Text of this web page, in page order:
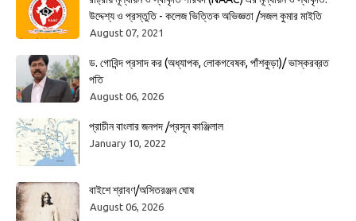
উদ্দেশ্য ও প্রস্তুতি - কলেজ ভিত্তিক অভিজ্ঞতা /সজল কুমার মাইতি
August 07, 2021
ড. গোবিন্দ প্রসাদ কর (অধ্যাপক, লোকগবেষক, পাঁশকুড়া)/ ভাস্করব্রত
পতি
August 06, 2026
প্রাচীন বাংলার জনপদ /প্রসূন কাঞ্জিলাল
January 10, 2022
বাইশে শ্রাবণ/অসিতরঞ্জন ঘোষ
August 06, 2026